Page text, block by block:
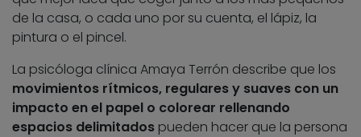
de la casa, o cada uno por su cuenta, el lápiz, la
pintura o el pincel.
La psicóloga clínica Amaya Terrón describe que los
movimientos rítmicos, regulares y suaves con un
impacto en el papel o colorear rellenando
espacios delimitados pueden hacer que la persona